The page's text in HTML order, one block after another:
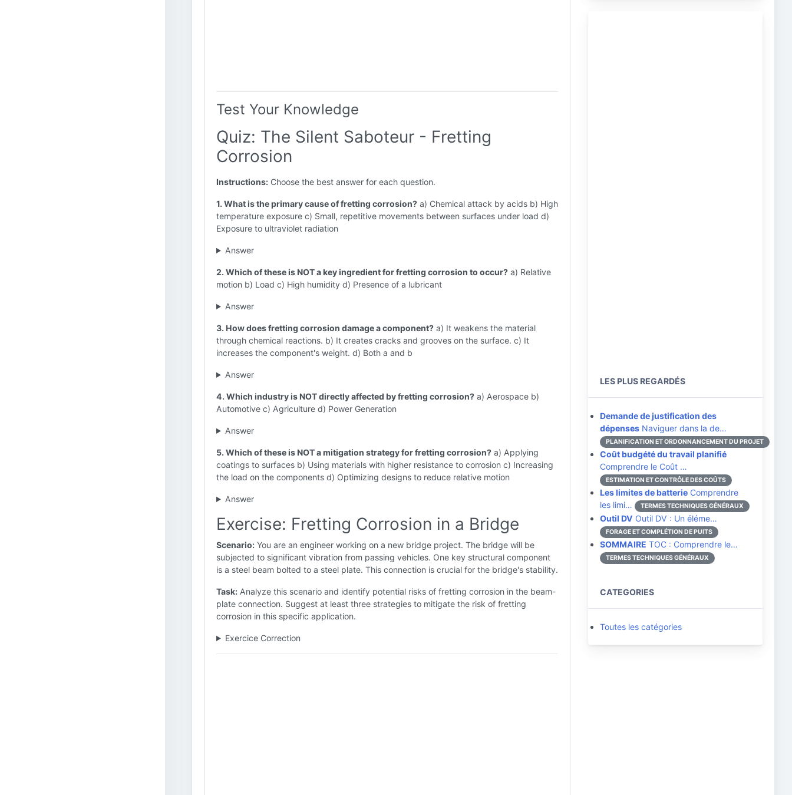
Test Your Knowledge
Quiz: The Silent Saboteur - Fretting
Corrosion
Instructions: Choose the best answer for each question.
1. What is the primary cause of fretting corrosion? a) Chemical attack by acids b) High
temperature exposure c) Small, repetitive movements between surfaces under load d)
Exposure to ultraviolet radiation
Answer
2. Which of these is NOT a key ingredient for fretting corrosion to occur? a) Relative
motion b) Load c) High humidity d) Presence of a lubricant
Answer
3. How does fretting corrosion damage a component? a) It weakens the material
through chemical reactions. b) It creates cracks and grooves on the surface. c) It
increases the component's weight. d) Both a and b
Answer
4. Which industry is NOT directly affected by fretting corrosion? a) Aerospace b)
Automotive c) Agriculture d) Power Generation
Answer
5. Which of these is NOT a mitigation strategy for fretting corrosion? a) Applying
coatings to surfaces b) Using materials with higher resistance to corrosion c) Increasing
the load on the components d) Optimizing designs to reduce relative motion
Answer
Exercise: Fretting Corrosion in a Bridge
Scenario: You are an engineer working on a new bridge project. The bridge will be
subjected to significant vibration from passing vehicles. One key structural component
is a steel beam bolted to a steel plate. This connection is crucial for the bridge's stability.
Task: Analyze this scenario and identify potential risks of fretting corrosion in the beam-
plate connection. Suggest at least three strategies to mitigate the risk of fretting
corrosion in this specific application.
Exercice Correction
LES PLUS REGARDÉS
Demande de justification des
dépenses Naviguer dans la de…
PLANIFICATION ET ORDONNANCEMENT DU PROJET
Coût budgété du travail planifié
Comprendre le Coût …
ESTIMATION ET CONTRÔLE DES COÛTS
Les limites de batterie Comprendre
les limi…
TERMES TECHNIQUES GÉNÉRAUX
Outil DV Outil DV : Un éléme…
FORAGE ET COMPLÉTION DE PUITS
SOMMAIRE TOC : Comprendre le…
TERMES TECHNIQUES GÉNÉRAUX
CATEGORIES
Toutes les catégories